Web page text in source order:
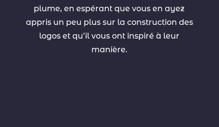
plume, en espérant que vous en ayez
appris un peu plus sur la construction des
logos et qu’il vous ont inspiré à leur
manière.